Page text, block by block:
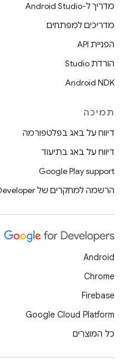
מדריך ל-Android Studio
מדריכים למפתחים
הפניית API
הורדת Studio
Android NDK
תמיכה
דיווח על באג בפלטפורמה
דיווח על באג בתיעוד
Google Play support
הרשמה למחקרים של Android Developer
Android
Chrome
Firebase
Google Cloud Platform
כל המוצרים